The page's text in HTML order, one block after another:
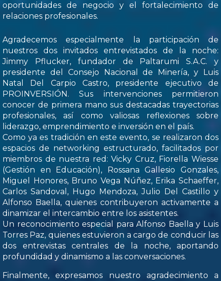
oportunidades de negocio y el fortalecimiento de
relaciones profesionales.
Agradecemos especialmente la participación de
nuestros dos invitados entrevistados de la noche:
Jimmy Pflucker, fundador de Paltarumi S.A.C. y
presidente del Consejo Nacional de Minería, y Luis
Natal Del Carpio Castro, presidente ejecutivo de
PROINVERSIÓN. Sus intervenciones permitieron
conocer de primera mano sus destacadas trayectorias
profesionales, así como valiosas reflexiones sobre
liderazgo, emprendimiento e inversión en el país.
Como ya es tradición en este evento, se realizaron dos
espacios de networking estructurado, facilitados por
miembros de nuestra red: Vicky Cruz, Fiorella Wiesse
(Gestión en Educación), Rossana Gallesio Gonzales,
Miguel Honores, Bruno Vega Núñez, Erika Schaeffer,
Carlos Sandoval, Hugo Mendoza, Julio Del Castillo y
Alfonso Baella, quienes contribuyeron activamente a
dinamizar el intercambio entre los asistentes.
Un reconocimiento especial para Alfonso Baella y Luis
Torres Paz, quienes estuvieron a cargo de conducir las
dos entrevistas centrales de la noche, aportando
profundidad y dinamismo a las conversaciones.
Finalmente, expresamos nuestro agradecimiento a